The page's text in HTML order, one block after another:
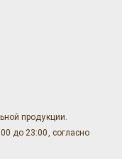
продукции.
до 23:00, согласно